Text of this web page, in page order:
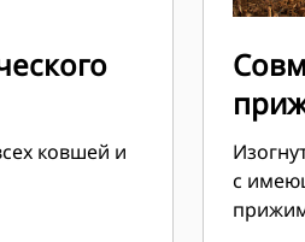
ковшей и
с